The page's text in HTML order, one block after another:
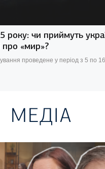
року: чи приймуть
про «мир»?
проведене у період з 5 по
МЕДІА